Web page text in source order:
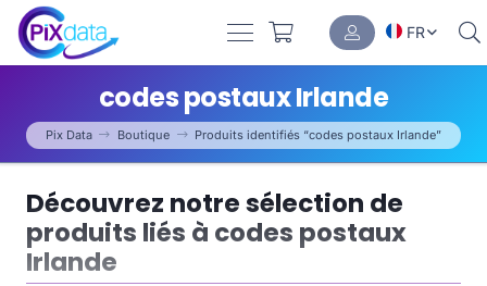
FR
codes postaux Irlande
Pix Data Boutique Produits identifiés “codes postaux Irlande”
Découvrez notre sélection de
produits liés à codes postaux
Irlande